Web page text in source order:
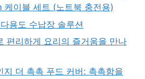
케이블 세트 (노트북 충전용)
용도 수납장 솔루션
편리하게 요리의 즐거움을 만나
지 더 촉촉 푸드 커버: 촉촉함을